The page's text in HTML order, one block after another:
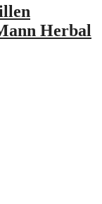
Herbal